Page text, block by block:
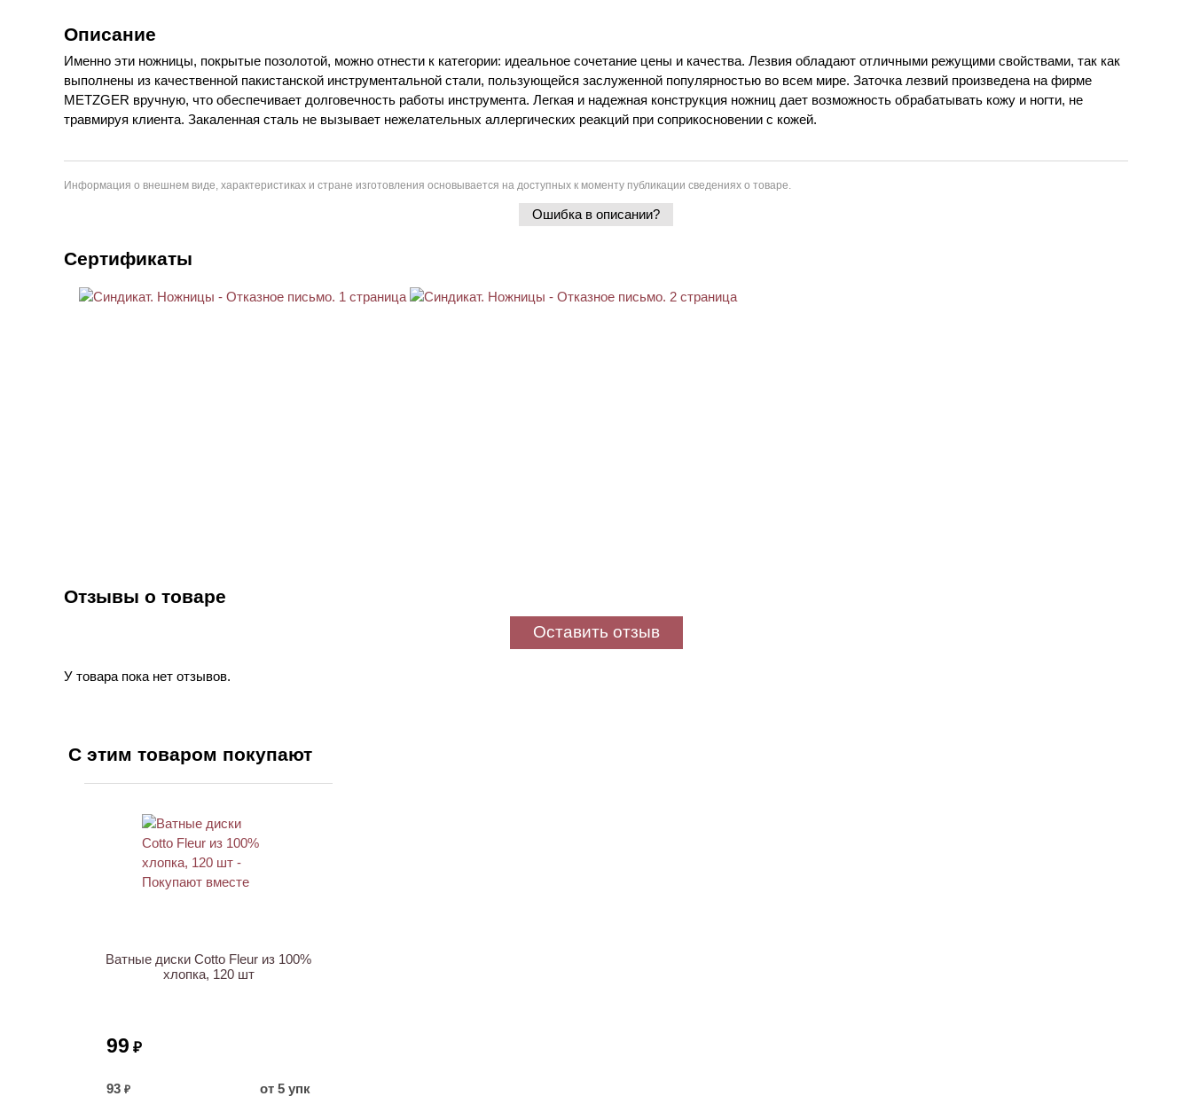
Описание
Именно эти ножницы, покрытые позолотой, можно отнести к категории: идеальное сочетание цены и качества. Лезвия обладают отличными режущими свойствами, так как
выполнены из качественной пакистанской инструментальной стали, пользующейся заслуженной популярностью во всем мире. Заточка лезвий произведена на фирме
METZGER вручную, что обеспечивает долговечность работы инструмента. Легкая и надежная конструкция ножниц дает возможность обрабатывать кожу и ногти, не
травмируя клиента. Закаленная сталь не вызывает нежелательных аллергических реакций при соприкосновении с кожей.
Информация о внешнем виде, характеристиках и стране изготовления основывается на доступных к моменту публикации сведениях о товаре.
Ошибка в описании?
Сертификаты
Отзывы о товаре
Оставить отзыв
У товара пока нет отзывов.
С этим товаром покупают
Ватные диски Cotto Fleur из 100%
хлопка, 120 шт
99 ₽
93 ₽
от 5 упк